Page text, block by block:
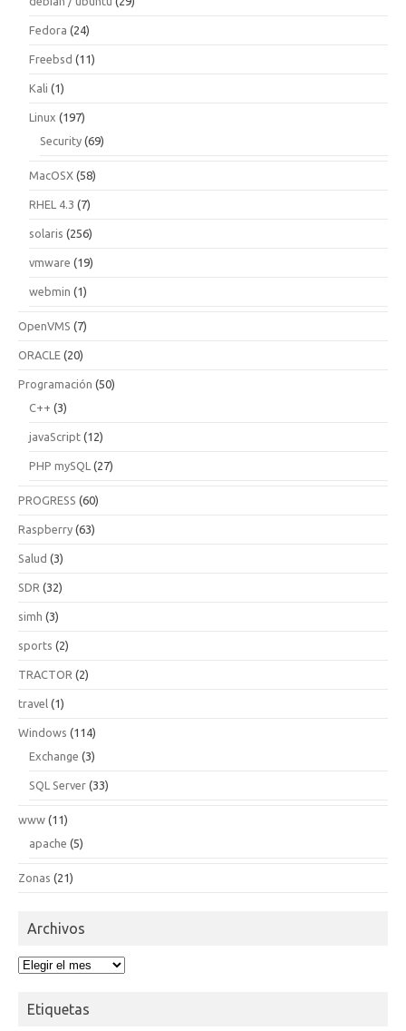
Fedora (24)
Freebsd (11)
Kali (1)
Linux (197)
Security (69)
MacOSX (58)
RHEL 4.3 (7)
solaris (256)
vmware (19)
webmin (1)
OpenVMS (7)
ORACLE (20)
Programación (50)
C++ (3)
javaScript (12)
PHP mySQL (27)
PROGRESS (60)
Raspberry (63)
Salud (3)
SDR (32)
simh (3)
sports (2)
TRACTOR (2)
travel (1)
Windows (114)
Exchange (3)
SQL Server (33)
www (11)
apache (5)
Zonas (21)
Archivos
Archivos
Etiquetas